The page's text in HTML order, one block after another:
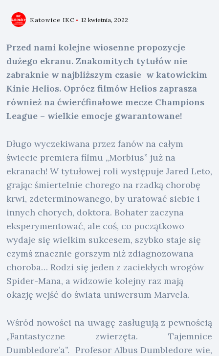
Katowice IKC 12 kwietnia, 2022
Przed nami kolejne wiosenne propozycje
dużego ekranu. Znakomitych tytułów nie
zabraknie w najbliższym czasie w katowickim
Kinie Helios. Oprócz filmów Helios zaprasza
również na ćwierćfinałowe mecze Champions
League – wielkie emocje gwarantowane!
Długo wyczekiwana przez fanów na całym
świecie premiera filmu „Morbius” już na
ekranach! W tytułowej roli występuje Jared Leto,
grając śmiertelnie chorego na rzadką chorobę
krwi, zdeterminowanego, by uratować siebie i
innych chorych, doktora. Bohater zaczyna
eksperymentować, ale coś, co początkowo
wydaje się wielkim sukcesem, szybko staje się
czymś znacznie gorszym niż zdiagnozowana
choroba… Rodzi się jeden z zaciekłych wrogów
Spider-Mana, a widzowie kolejny raz mają
okazję wejść do świata uniwersum Marvela.
Wśród nowości na uwagę zasługują z pewnością
„Fantastyczne zwierzęta. Tajemnice
Dumbledore’a”. Profesor Albus Dumbledore wie,